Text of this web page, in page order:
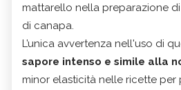
mattarello nella preparazione
di canapa.
L’unica avvertenza nell'uso di
sapore intenso e simile alla
minor elasticità nelle ricette